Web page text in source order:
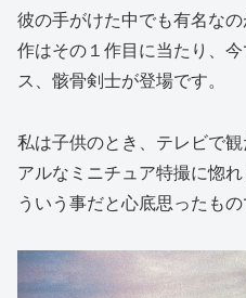
彼の手がけた中でも有名な
作はその１作目に当たり、
ス、骸骨剣士が登場です。
私は子供のとき、テレビで
アルなミニチュア特撮に惚
ういう事だと心底思ったもの